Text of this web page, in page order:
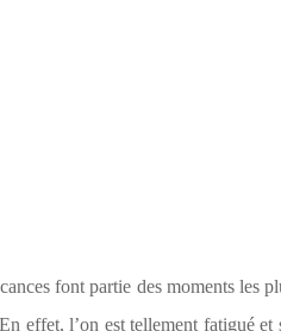
font partie des moments les
effet, l’on est tellement fatigué